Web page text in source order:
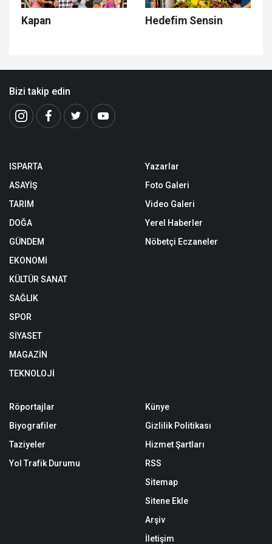
Kapan Hedefim Sensin
Bizi takip edin
ISPARTA
ASAYİŞ
TARIM
DOĞA
GÜNDEM
EKONOMİ
KÜLTÜR SANAT
SAĞLIK
SPOR
SİYASET
MAGAZİN
TEKNOLOJİ
Yazarlar
Foto Galeri
Video Galeri
Yerel Haberler
Nöbetçi Eczaneler
Röportajlar
Biyografiler
Taziyeler
Yol Trafik Durumu
Künye
Gizlilik Politikası
Hizmet Şartları
RSS
Sitemap
Sitene Ekle
Arşiv
İletişim